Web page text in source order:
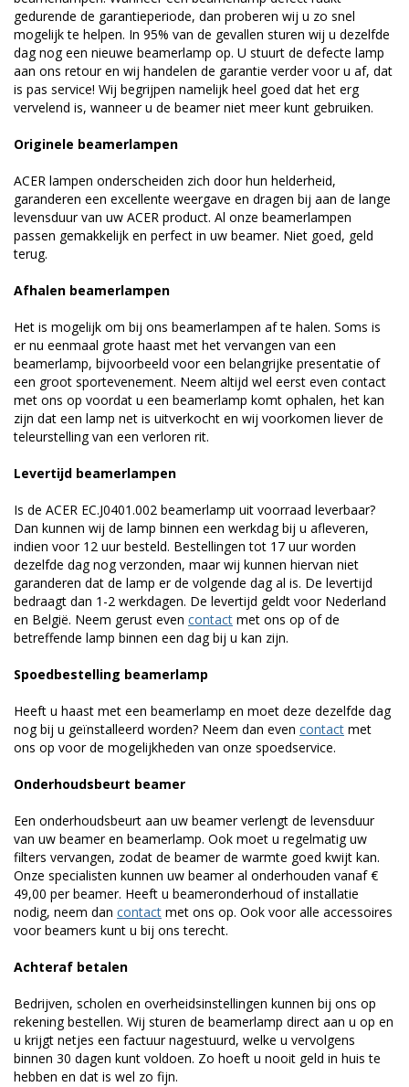
gedurende de garantieperiode, dan proberen wij u zo snel
mogelijk te helpen. In 95% van de gevallen sturen wij u dezelfde
dag nog een nieuwe beamerlamp op. U stuurt de defecte lamp
aan ons retour en wij handelen de garantie verder voor u af, dat
is pas service! Wij begrijpen namelijk heel goed dat het erg
vervelend is, wanneer u de beamer niet meer kunt gebruiken.
Originele beamerlampen
ACER lampen onderscheiden zich door hun helderheid,
garanderen een excellente weergave en dragen bij aan de lange
levensduur van uw ACER product. Al onze beamerlampen
passen gemakkelijk en perfect in uw beamer. Niet goed, geld
terug.
Afhalen beamerlampen
Het is mogelijk om bij ons beamerlampen af te halen. Soms is
er nu eenmaal grote haast met het vervangen van een
beamerlamp, bijvoorbeeld voor een belangrijke presentatie of
een groot sportevenement. Neem altijd wel eerst even contact
met ons op voordat u een beamerlamp komt ophalen, het kan
zijn dat een lamp net is uitverkocht en wij voorkomen liever de
teleurstelling van een verloren rit.
Levertijd beamerlampen
Is de ACER EC.J0401.002 beamerlamp uit voorraad leverbaar?
Dan kunnen wij de lamp binnen een werkdag bij u afleveren,
indien voor 12 uur besteld. Bestellingen tot 17 uur worden
dezelfde dag nog verzonden, maar wij kunnen hiervan niet
garanderen dat de lamp er de volgende dag al is. De levertijd
bedraagt dan 1-2 werkdagen. De levertijd geldt voor Nederland
en België. Neem gerust even contact met ons op of de
betreffende lamp binnen een dag bij u kan zijn.
Spoedbestelling beamerlamp
Heeft u haast met een beamerlamp en moet deze dezelfde dag
nog bij u geïnstalleerd worden? Neem dan even contact met
ons op voor de mogelijkheden van onze spoedservice.
Onderhoudsbeurt beamer
Een onderhoudsbeurt aan uw beamer verlengt de levensduur
van uw beamer en beamerlamp. Ook moet u regelmatig uw
filters vervangen, zodat de beamer de warmte goed kwijt kan.
Onze specialisten kunnen uw beamer al onderhouden vanaf €
49,00 per beamer. Heeft u beameronderhoud of installatie
nodig, neem dan contact met ons op. Ook voor alle accessoires
voor beamers kunt u bij ons terecht.
Achteraf betalen
Bedrijven, scholen en overheidsinstellingen kunnen bij ons op
rekening bestellen. Wij sturen de beamerlamp direct aan u op en
u krijgt netjes een factuur nagestuurd, welke u vervolgens
binnen 30 dagen kunt voldoen. Zo hoeft u nooit geld in huis te
hebben en dat is wel zo fijn.